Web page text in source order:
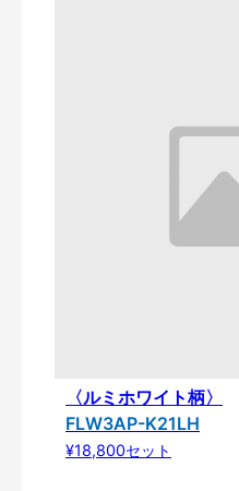
〈ルミホワイト柄〉
FLW3AP-K21LH
¥18,800セット